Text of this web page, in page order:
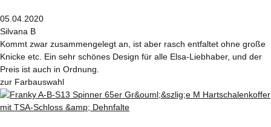
05.04.2020
Silvana B
Kommt zwar zusammengelegt an, ist aber rasch entfaltet ohne große
Knicke etc. Ein sehr schönes Design für alle Elsa-Liebhaber, und der
Preis ist auch in Ordnung.
zur Farbauswahl